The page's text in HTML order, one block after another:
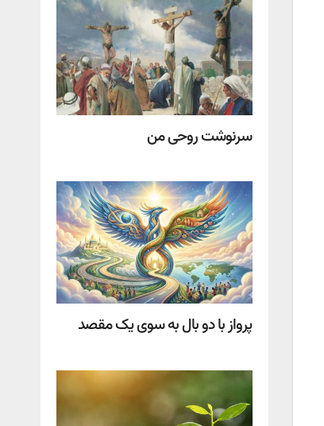
سرنوشت روحی من
پرواز با دو بال به سوی یک مقصد